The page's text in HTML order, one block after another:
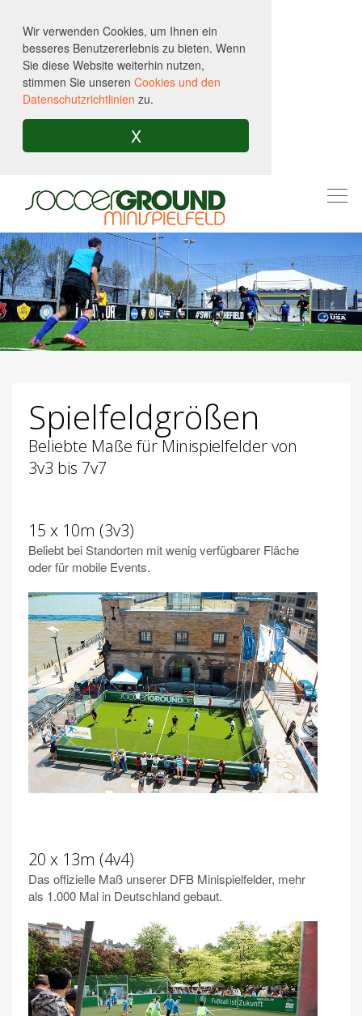
Wir verwenden Cookies, um Ihnen ein
besseres Benutzererlebnis zu bieten. Wenn
Sie diese Website weiterhin nutzen,
stimmen Sie unseren Cookies und den
Datenschutzrichtlinien zu.
X
Spielfeldgrößen
Beliebte Maße für Minispielfelder von
3v3 bis 7v7
15 x 10m (3v3)
Beliebt bei Standorten mit wenig verfügbarer Fläche
oder für mobile Events.
20 x 13m (4v4)
Das offizielle Maß unserer DFB Minispielfelder, mehr
als 1.000 Mal in Deutschland gebaut.